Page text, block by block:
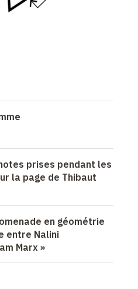
prises pendant les
la page de Thibaut
en géométrie
entre Nalini
Marx »